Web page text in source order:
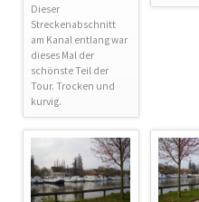
Dieser
Streckenabschnitt
am Kanal entlang war
dieses Mal der
schönste Teil der
Tour. Trocken und
kurvig.